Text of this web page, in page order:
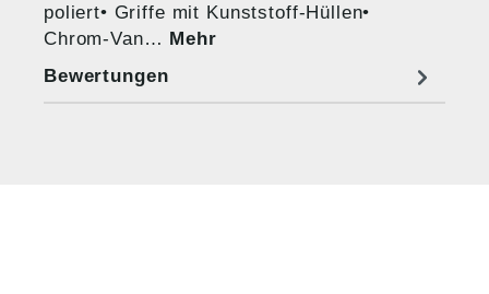
poliert• Griffe mit Kunststoff-Hüllen•
Chrom-Van… Mehr
Bewertungen